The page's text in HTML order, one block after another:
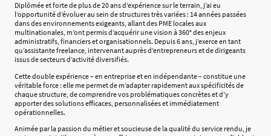
Diplômée et forte de plus de 20 ans d’expérience sur le terrain, j’ai eu
l’opportunité d’évoluer au sein de structures très variées : 14 années passées
dans des environnements exigeants, allant des PME locales aux
multinationales, m’ont permis d’acquérir une vision à 360° des enjeux
administratifs, financiers et organisationnels. Depuis 6 ans, j’exerce en tant
qu’assistante freelance, intervenant auprès d’entrepreneurs et de dirigeants
issus de secteurs d’activité diversifiés.
Cette double expérience – en entreprise et en indépendante – constitue une
véritable force : elle me permet de m’adapter rapidement aux spécificités de
chaque structure, de comprendre vos problématiques concrètes et d’y
apporter des solutions efficaces, personnalisées et immédiatement
opérationnelles.
Animée par la passion du métier et soucieuse de la qualité du service rendu, je